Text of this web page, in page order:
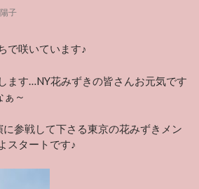
子
で咲いています♪
ます…NY花みずきの皆さんお元気です
ぁ～
参戦して下さる東京の花みずきメン
スタートです♪